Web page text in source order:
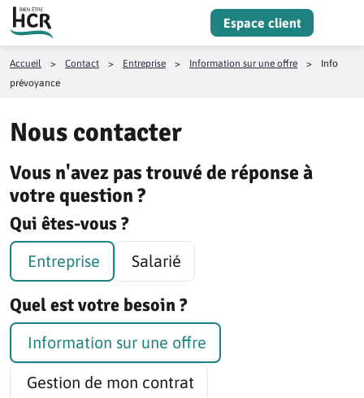
Aller au contenu
Espace client
Accueil > Contact > Entreprise > Information sur une offre >
Info
prévoyance
Nous contacter
Vous n'avez pas trouvé de réponse à
votre question ?
Qui êtes-vous ?
Entreprise Salarié
Quel est votre besoin ?
Information sur une offre
Gestion de mon contrat